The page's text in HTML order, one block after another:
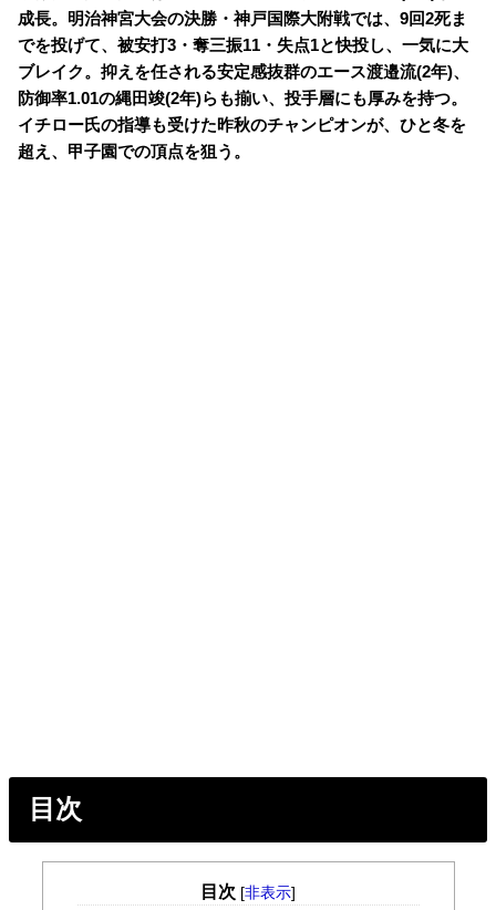
成長。明治神宮大会の決勝・神戸国際大附戦では、9回2死ま
でを投げて、被安打3・奪三振11・失点1と快投し、一気に大
ブレイク。抑えを任される安定感抜群のエース渡邉流(2年)、
防御率1.01の縄田竣(2年)らも揃い、投手層にも厚みを持つ。
イチロー氏の指導も受けた昨秋のチャンピオンが、ひと冬を
超え、甲子園での頂点を狙う。
目次
目次 [非表示]